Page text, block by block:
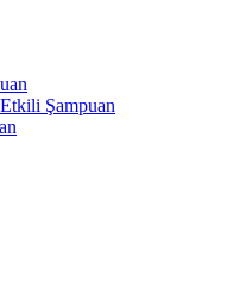
Şampuan